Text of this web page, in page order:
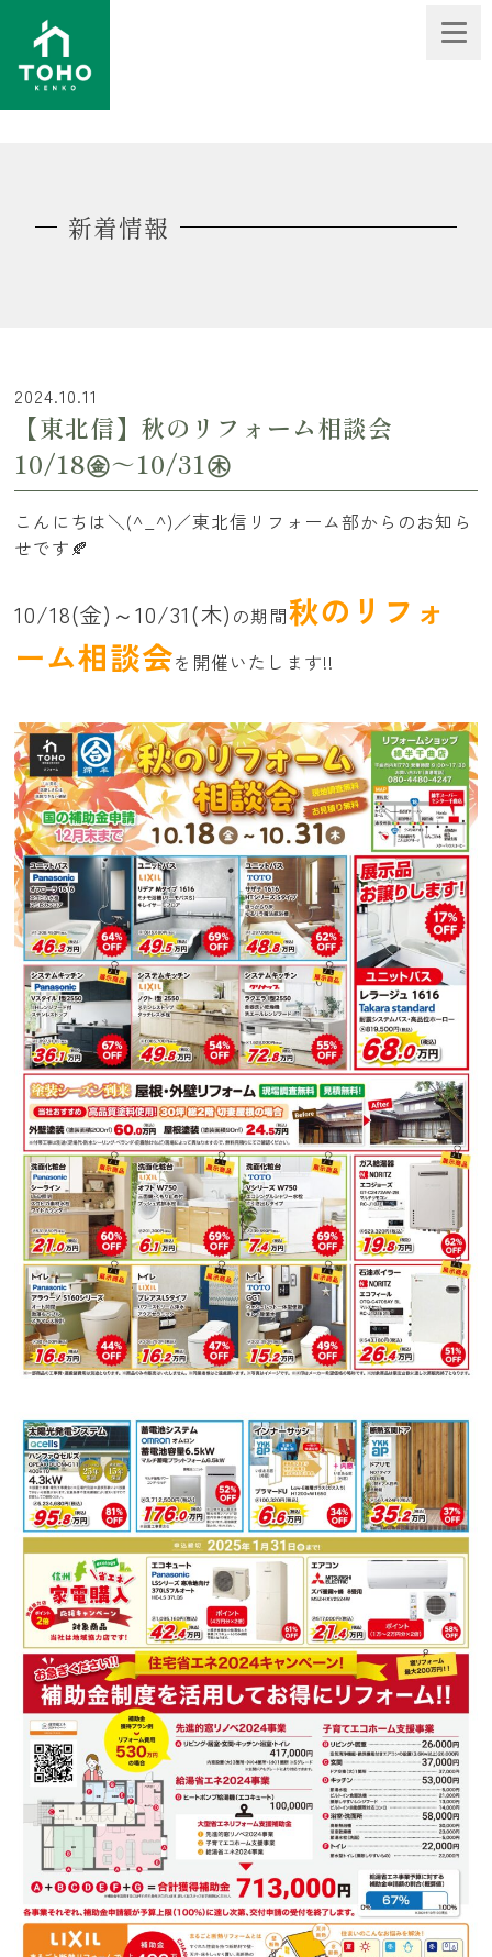
新着情報
2024.10.11
【東北信】秋のリフォーム相談会
10/18㊎～10/31㊍
こんにちは＼(^_^)／東北信リフォーム部からのお知ら
せです🍂
10/18(金)～10/31(木) の期間秋のリフォ
ーム相談会を開催いたします!!